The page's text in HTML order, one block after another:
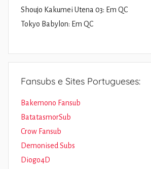
Shoujo Kakumei Utena 03: Em QC
Tokyo Babylon: Em QC
Fansubs e Sites Portugueses:
Bakemono Fansub
BatatasmorSub
Crow Fansub
Demonised Subs
Diogo4D